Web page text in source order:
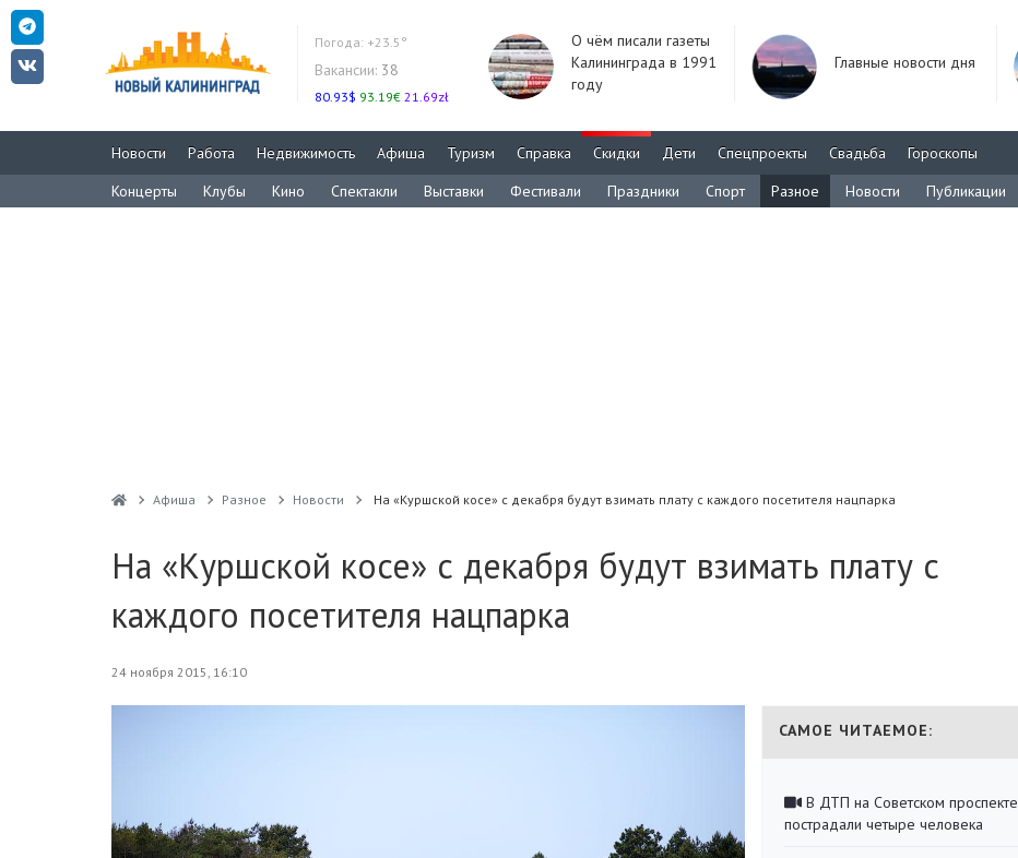
Погода: +23.5°
Вакансии: 38
80.93$ 93.19€ 21.69zł
О чём писали газеты
Калининграда в 1991
году
Главные новости дня
Новости Работа Недвижимость Афиша Туризм Справка Скидки Дети Спецпроекты Свадьба
Гороскопы
Концерты
Клубы Кино Спектакли Выставки Фестивали Праздники Спорт Разное Новости Публикации
Афиша Разное Новости На «Куршской косе» с декабря будут взимать плату с каждого посетителя нацпарка
На «Куршской косе» с декабря будут взимать плату с
каждого посетителя нацпарка
24 ноября 2015, 16:10
САМОЕ ЧИТАЕМОЕ:
В ДТП на Советском проспекте
пострадали четыре человека